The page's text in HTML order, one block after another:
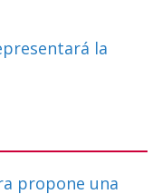
la
propone una